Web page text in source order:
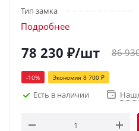
Тип замка
Подробнее
78 230 ₽/шт 86
-10% Экономия 8 700 ₽
Есть в наличии